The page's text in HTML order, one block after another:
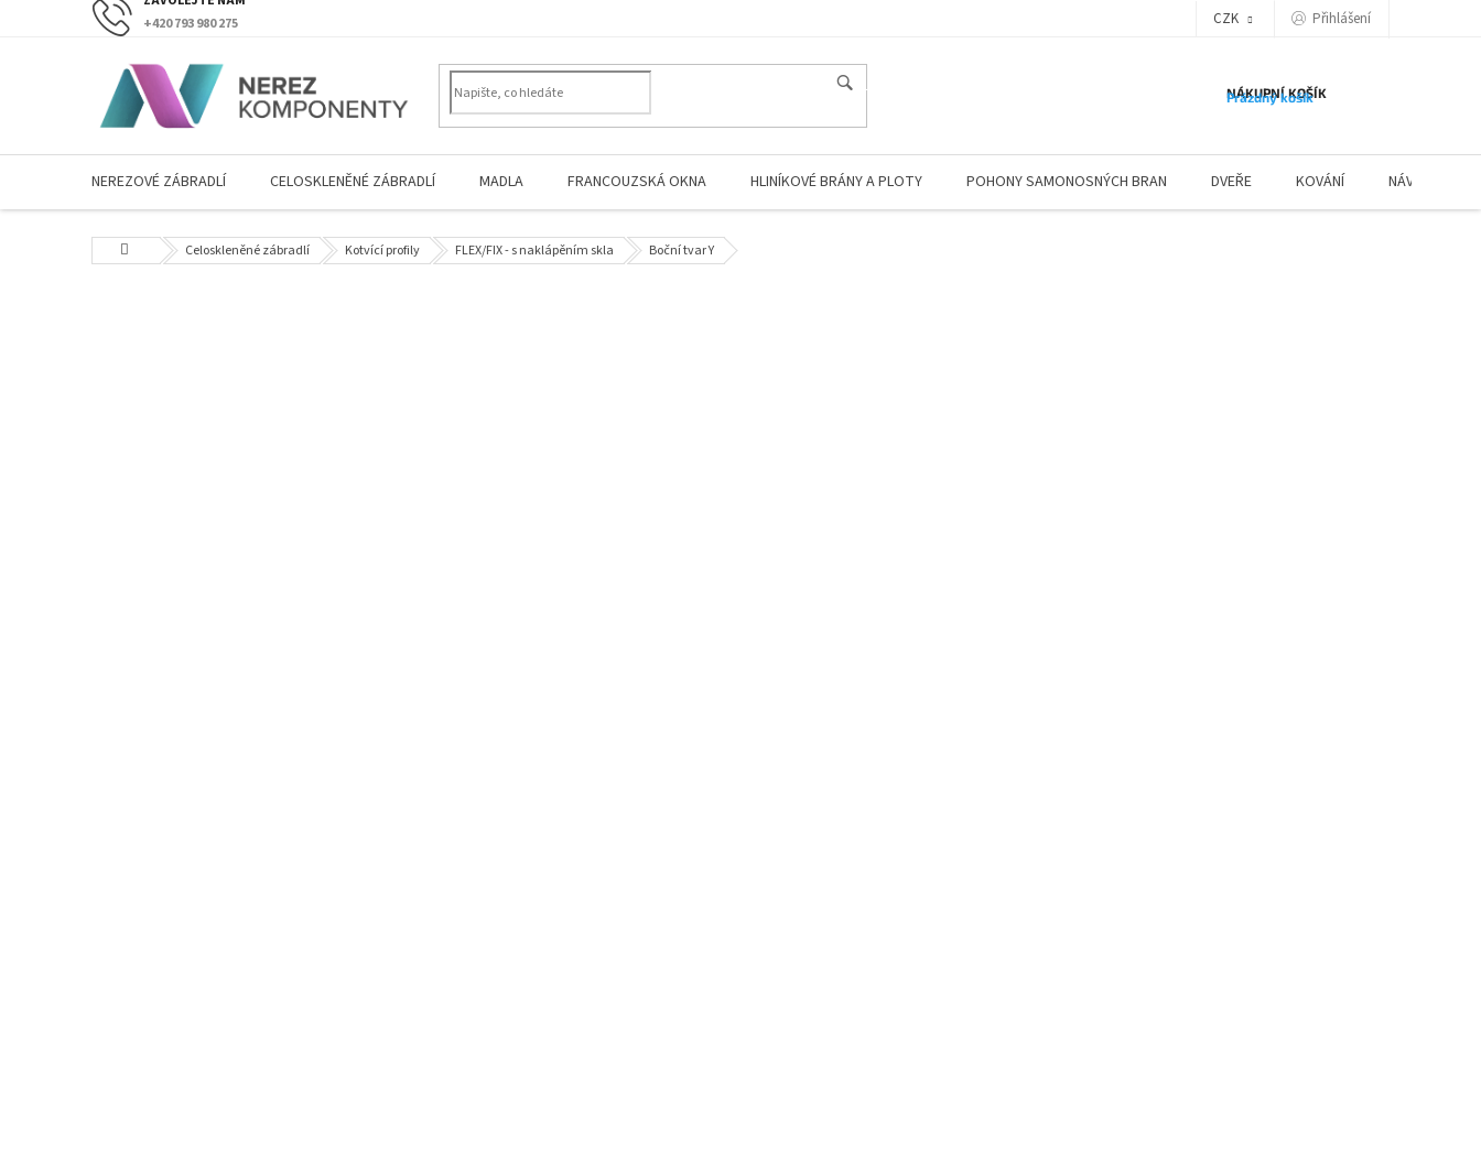
+420 793 980 275 CZK Přihlášení
NÁKUPNÍ KOŠÍK
Prázdný košík
NEREZOVÉ ZÁBRADLÍ CELOSKLENĚNÉ ZÁBRADLÍ MADLA FRANCOUZSKÁ OKNA HLINÍKOVÉ BRÁNY A PLOTY POHONY SAMONOSNÝCH BRAN DVEŘE KOVÁNÍ NÁVODY
Domů Celoskleněné zábradlí Kotvící profily FLEX/FIX - s naklápěním skla Boční tvar Y